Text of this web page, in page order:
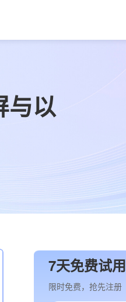
与以
7天免费试用
限时免费，抢先注册